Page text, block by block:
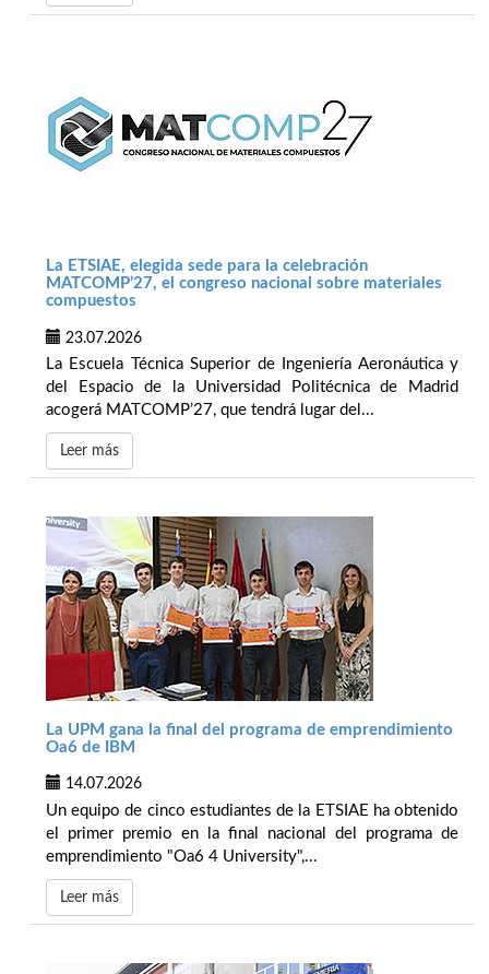
La ETSIAE, elegida sede para la celebración
MATCOMP’27, el congreso nacional sobre materiales
compuestos
23.07.2026
La Escuela Técnica Superior de Ingeniería Aeronáutica y
del Espacio de la Universidad Politécnica de Madrid
acogerá MATCOMP’27, que tendrá lugar del...
Leer más
La UPM gana la final del programa de emprendimiento
Oa6 de IBM
14.07.2026
Un equipo de cinco estudiantes de la ETSIAE ha obtenido
el primer premio en la final nacional del programa de
emprendimiento "Oa6 4 University",...
Leer más